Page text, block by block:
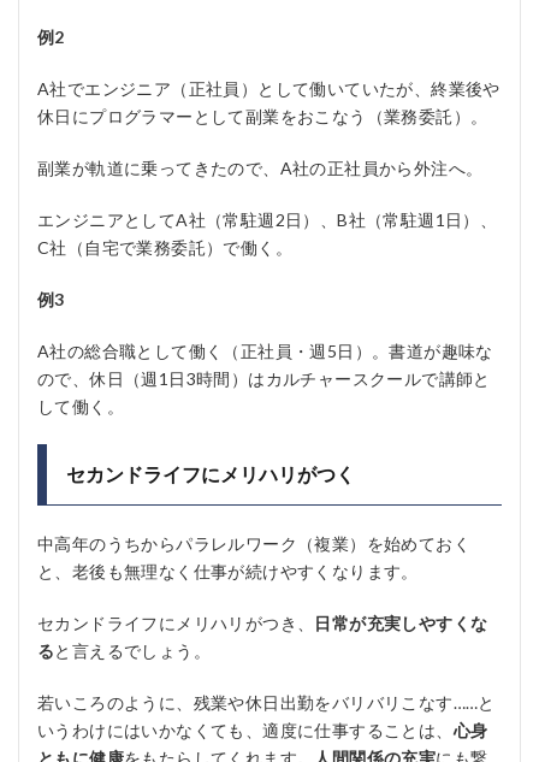
例2
A社でエンジニア（正社員）として働いていたが、終業後や
休日にプログラマーとして副業をおこなう（業務委託）。
副業が軌道に乗ってきたので、A社の正社員から外注へ。
エンジニアとしてA社（常駐週2日）、B社（常駐週1日）、
C社（自宅で業務委託）で働く。
例3
A社の総合職として働く（正社員・週5日）。書道が趣味な
ので、休日（週1日3時間）はカルチャースクールで講師と
して働く。
セカンドライフにメリハリがつく
中高年のうちからパラレルワーク（複業）を始めておく
と、老後も無理なく仕事が続けやすくなります。
セカンドライフにメリハリがつき、 日常が充実しやすくな
ると言えるでしょう。
若いころのように、残業や休日出勤をバリバリこなす……と
いうわけにはいかなくても、適度に仕事することは、 心身
ともに健康をもたらしてくれます。 人間関係の充実にも繋